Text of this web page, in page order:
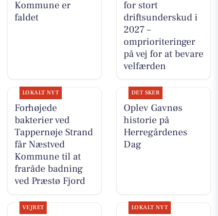
Kommune er
faldet
for stort
driftsunderskud i
2027 –
omprioriteringer
på vej for at bevare
velfærden
LOKALT NYT
Forhøjede
bakterier ved
Tappernøje Strand
får Næstved
Kommune til at
fraråde badning
ved Præstø Fjord
DET SKER
Oplev Gavnøs
historie på
Herregårdenes
Dag
VEJRET LOKALT NYT